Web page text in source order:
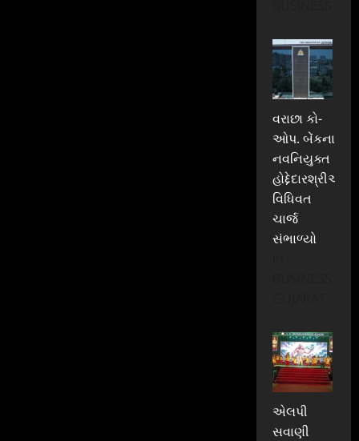
વરાછા કો-
ઓપ. બેંકના
નવનિયુક્ત
હોદ્દેદારશ્રીઓએ
વિધિવત
ચાર્જ
સંભાળ્યો
એલપી
સવાણી